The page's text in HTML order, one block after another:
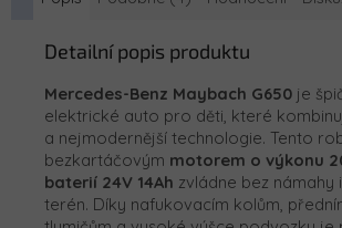
Detailní popis produktu
Mercedes-Benz Maybach G650 je
elektrické auto pro děti, které
a nejmodernější technologie. Tento
bezkartáčovým motorem o výkonu
baterií 24V 14Ah zvládne bez námahy
terén. Díky nafukovacím kolům,